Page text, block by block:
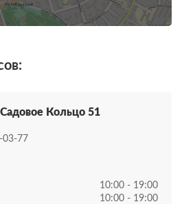
Кольцо 51
03-77
10:00 - 19:00
10:00 - 19:00